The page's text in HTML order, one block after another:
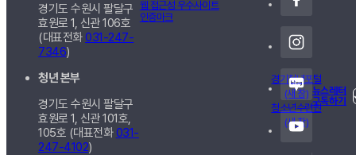
경기도 수원시 팔달구
효원로 1, 신관106호
(대표전화031-247-
7346)
청년 본부
경기도 수원시 팔달구
효원로 1, 신관101호,
105호 (대표전화031-
247-4102)
경기청년포털
(새 창)
청소년수련원
(새 창)
뉴스레터
구독하기